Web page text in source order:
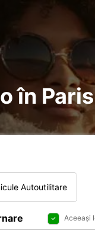
în
Autoutilitare
Aceeași